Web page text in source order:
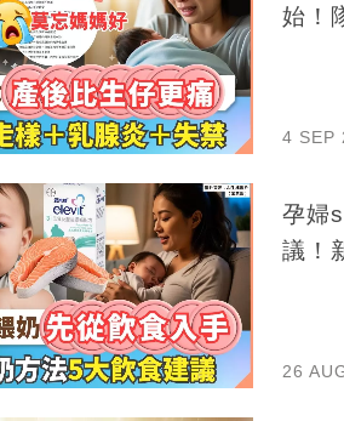
始！
4 SEP
孕婦
議！
26